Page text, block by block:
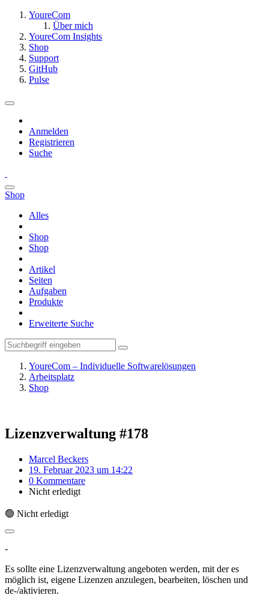
YoureCom
Über mich
YoureCom Insights
Shop
Support
GitHub
Pulse
Anmelden
Registrieren
Suche
Shop
Alles
Shop
Shop
Artikel
Seiten
Aufgaben
Produkte
Erweiterte Suche
YoureCom – Individuelle Softwarelösungen
Arbeitsplatz
Shop
Lizenzverwaltung #178
Marcel Beckers
19. Februar 2023 um 14:22
0 Kommentare
Nicht erledigt
🟢 Nicht erledigt
-
Es sollte eine Lizenzverwaltung angeboten werden, mit der es
möglich ist, eigene Lizenzen anzulegen, bearbeiten, löschen und
de-/aktivieren.